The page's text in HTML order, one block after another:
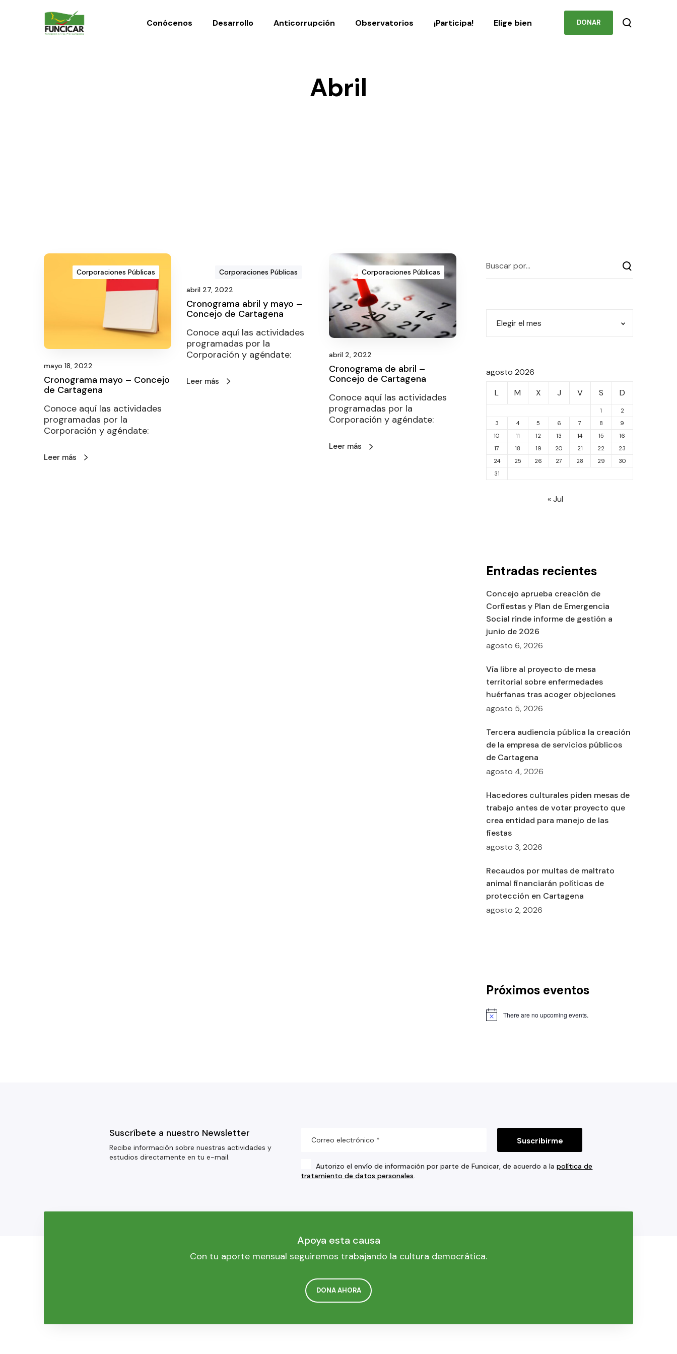
Conócenos Desarrollo Anticorrupción Observatorios ¡Participa! Elige bien DONAR
Abril
Corporaciones Públicas
mayo 18, 2022
Cronograma mayo – Concejo
de Cartagena
Conoce aquí las actividades
programadas por la
Corporación y agéndate:
Leer más
Corporaciones Públicas
abril 27, 2022
Cronograma abril y mayo –
Concejo de Cartagena
Conoce aquí las actividades
programadas por la
Corporación y agéndate:
Leer más
Corporaciones Públicas
abril 2, 2022
Cronograma de abril –
Concejo de Cartagena
Conoce aquí las actividades
programadas por la
Corporación y agéndate:
Leer más
agosto 2026
L
M X J V S D
1
2
3
4 5 6 7 8
9
10
11 12 13 14 15
16
17
18 19 20 21 22
23
24
25 26 27 28 29
30
31
« Jul
Entradas recientes
Concejo aprueba creación de
Corfiestas y Plan de Emergencia
Social rinde informe de gestión a
junio de 2026
agosto 6, 2026
Vía libre al proyecto de mesa
territorial sobre enfermedades
huérfanas tras acoger objeciones
agosto 5, 2026
Tercera audiencia pública la creación
de la empresa de servicios públicos
de Cartagena
agosto 4, 2026
Hacedores culturales piden mesas de
trabajo antes de votar proyecto que
crea entidad para manejo de las
fiestas
agosto 3, 2026
Recaudos por multas de maltrato
animal financiarán políticas de
protección en Cartagena
agosto 2, 2026
Próximos eventos
There are no upcoming events.
Suscríbete a nuestro Newsletter
Recibe información sobre nuestras actividades y
estudios directamente en tu e-mail.
Autorizo el envío de información por parte de Funcicar, de acuerdo a lapolítica de
tratamiento de datos personales.
Apoya esta causa
Con tu aporte mensual seguiremos trabajando la cultura democrática.
DONA AHORA